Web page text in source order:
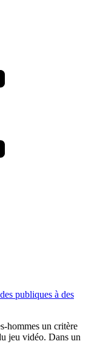
publiques à des
hommes un critère
jeu vidéo. Dans un